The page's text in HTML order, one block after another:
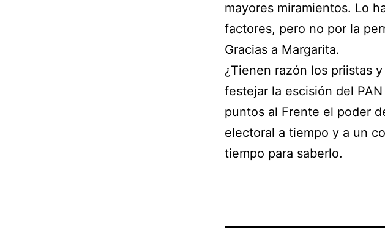
mayores miramientos. Lo
factores, pero no por la
Gracias a Margarita.
¿Tienen razón los priistas
festejar la escisión del
puntos al Frente el poder
electoral a tiempo y a un
tiempo para saberlo.